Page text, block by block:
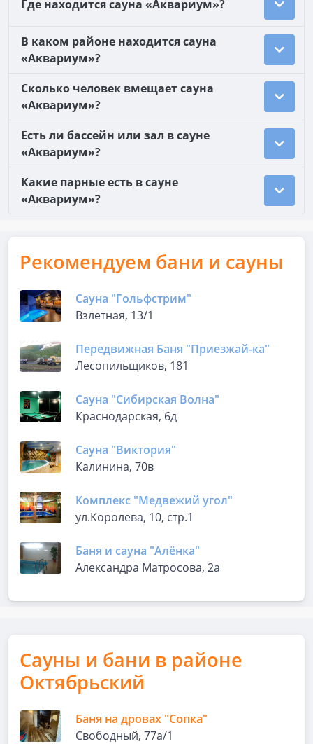
Где находится сауна «Аквариум»?
В каком районе находится сауна
«Аквариум»?
Сколько человек вмещает сауна
«Аквариум»?
Есть ли бассейн или зал в сауне
«Аквариум»?
Какие парные есть в сауне
«Аквариум»?
Рекомендуем бани и сауны
Сауна "Гольфстрим"
Взлетная, 13/1
Передвижная Баня "Приезжай-ка"
Лесопильщиков, 181
Сауна "Сибирская Волна"
Краснодарская, 6д
Сауна "Виктория"
Калинина, 70в
Комплекс "Медвежий угол"
ул.Королева, 10, стр.1
Баня и сауна "Алёнка"
Александра Матросова, 2а
Сауны и бани в районе
Октябрьский
Баня на дровах "Сопка"
Свободный, 77а/1